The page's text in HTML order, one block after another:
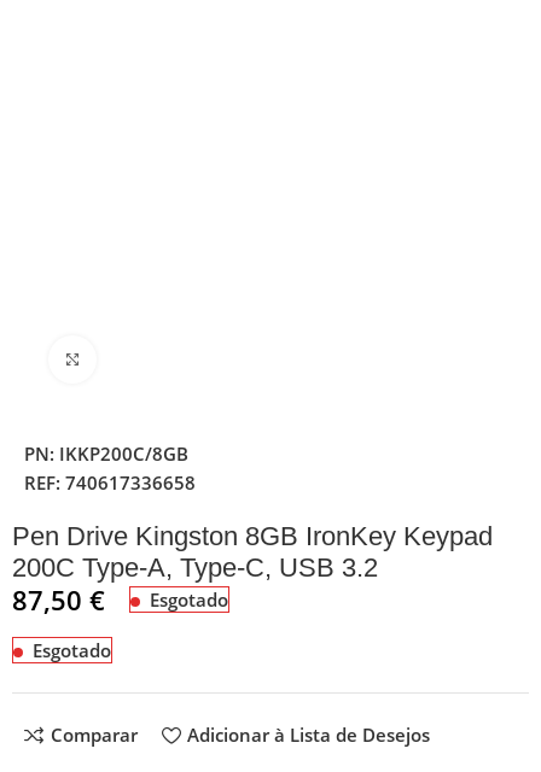
PN: IKKP200C/8GB
REF:740617336658
Pen Drive Kingston 8GB IronKey Keypad
200C Type-A, Type-C, USB 3.2
87,50€ Esgotado
Esgotado
Comparar Adicionar à Lista de Desejos